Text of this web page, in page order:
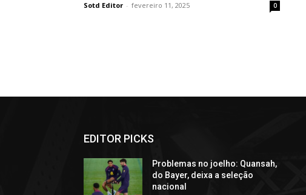
Sotd Editor - fevereiro 11, 2025 0
EDITOR PICKS
Problemas no joelho: Quansah,
do Bayer, deixa a seleção
nacional